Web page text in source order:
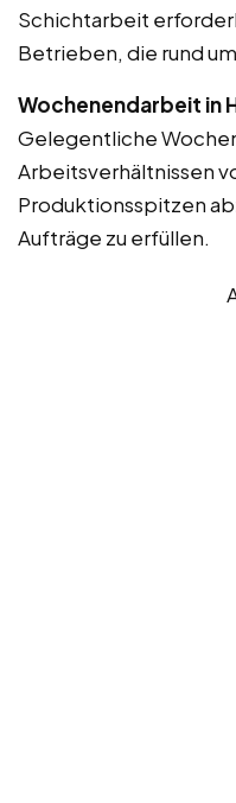
Schichtarbeit
Betrieben, die rund
Wochenendarbeit in
Gelegentliche
Arbeitsverhältnissen
Produktionsspitzen
Aufträge zu erfüllen.